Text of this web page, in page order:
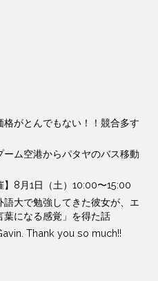
がとんでもない！！競合多す
ム空港からパタヤのバス移動
】8月1日（土）10:00〜15:00
大で勉強してきた彼女が、エ
になる感覚」を得た話
Thank you so much!!